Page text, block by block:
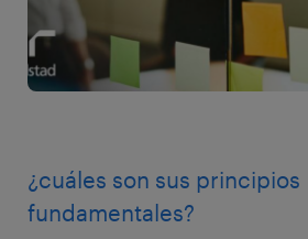
¿cuáles son sus principios
fundamentales?